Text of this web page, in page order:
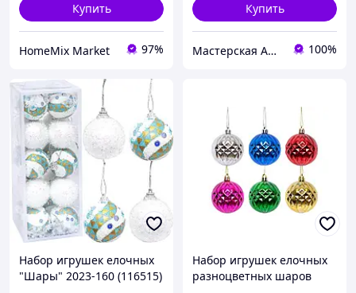
Купить
HomeMix Market 97%
Купить
Мастерская Aborealis 100%
Набор игрушек елочных
"Шары" 2023-160 (116515)
Набор игрушек елочных
разноцветных шаров